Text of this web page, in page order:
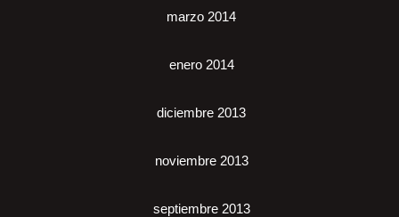
marzo 2014
enero 2014
diciembre 2013
noviembre 2013
septiembre 2013